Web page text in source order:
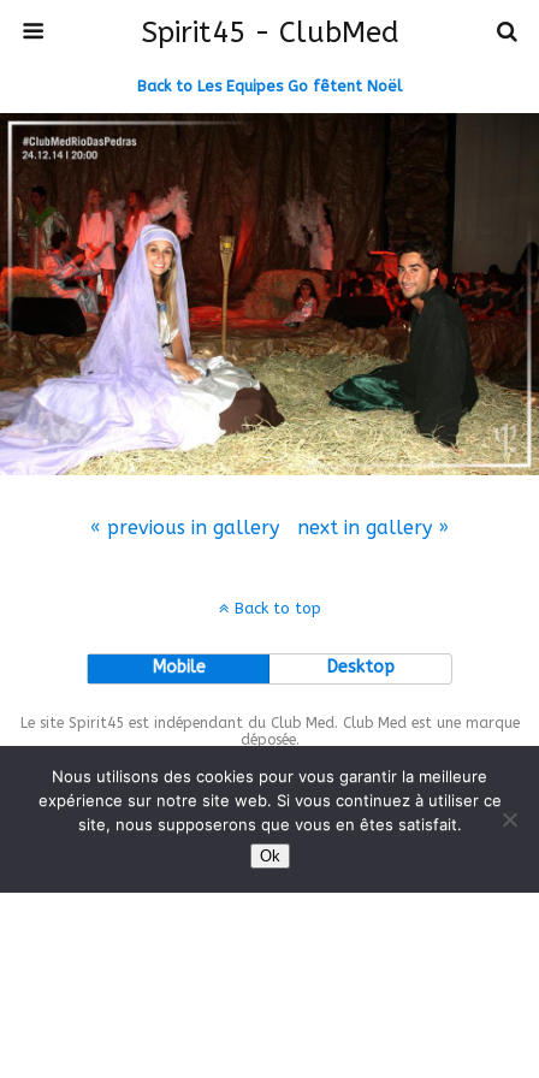
Spirit45 - ClubMed
Back to Les Equipes Go fêtent Noël
« previous in gallery next in gallery »
Back to top
Mobile Desktop
Le site Spirit45 est indépendant du Club Med. Club Med est une marque
déposée.
This site is protected bywp-copyrightpro.com
Nous utilisons des cookies pour vous garantir la meilleure
expérience sur notre site web. Si vous continuez à utiliser ce
site, nous supposerons que vous en êtes satisfait.
Ok